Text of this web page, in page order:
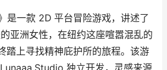
是一款 2D 平台冒险游戏，讲述了
亚洲女性，在纽约这座喧嚣混乱的
踏上寻找精神庇护所的旅程。该游